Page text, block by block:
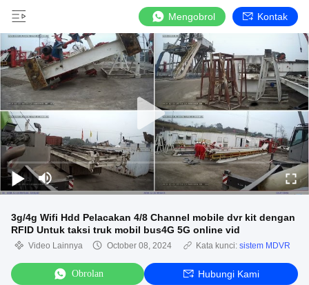
Mengobrol Kontak
3g/4g Wifi Hdd Pelacakan 4/8 Channel mobile dvr kit dengan
RFID Untuk taksi truk mobil bus4G 5G online vid
Video Lainnya October 08, 2024 Kata kunci: sistem MDVR
Obrolan Hubungi Kami